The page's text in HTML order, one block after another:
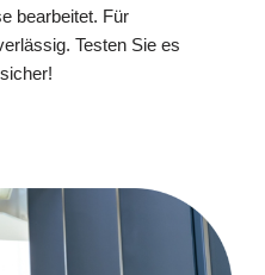
bearbeitet. Für
Testen Sie es